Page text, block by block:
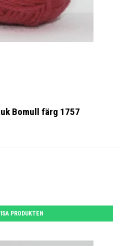
Bomull färg 1757
PRODUKTEN